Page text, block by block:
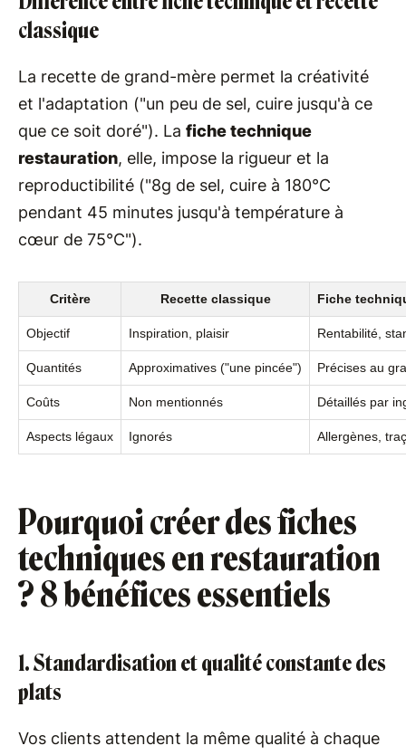
classique
La recette de grand-mère permet la créativité
et l'adaptation ("un peu de sel, cuire jusqu'à ce
que ce soit doré"). La fiche technique
restauration, elle, impose la rigueur et la
reproductibilité ("8g de sel, cuire à 180°C
pendant 45 minutes jusqu'à température à
cœur de 75°C").
Critère Recette classique Fiche
Objectif Inspiration, plaisir Rentabilité,
Quantités Approximatives ("une pincée") Précises au
Coûts Non mentionnés Détaillés par
Aspects légaux Ignorés Allergènes,
Pourquoi créer des fiches
techniques en restauration
? 8 bénéfices essentiels
1. Standardisation et qualité constante des
plats
Vos clients attendent la même qualité à chaque